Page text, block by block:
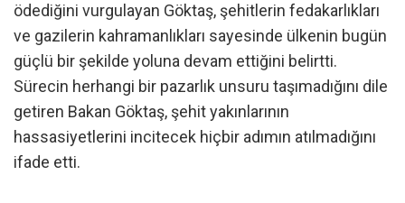
ödediğini vurgulayan Göktaş, şehitlerin fedakarlıkları
ve gazilerin kahramanlıkları sayesinde ülkenin bugün
güçlü bir şekilde yoluna devam ettiğini belirtti.
Sürecin herhangi bir pazarlık unsuru taşımadığını dile
getiren Bakan Göktaş, şehit yakınlarının
hassasiyetlerini incitecek hiçbir adımın atılmadığını
ifade etti.